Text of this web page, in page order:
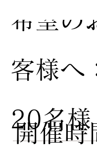
希望の
客様へ
20名
開催時